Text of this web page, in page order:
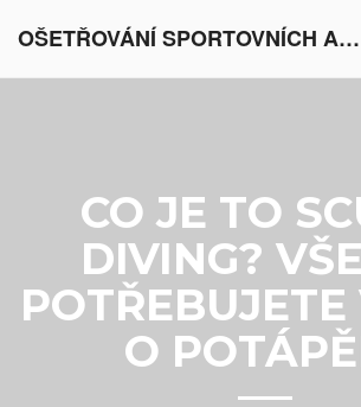
OŠETŘOVÁNÍ SPORTOVNÍCH AKTIVIT V EVROPĚ
CO JE TO
DIVING?
O